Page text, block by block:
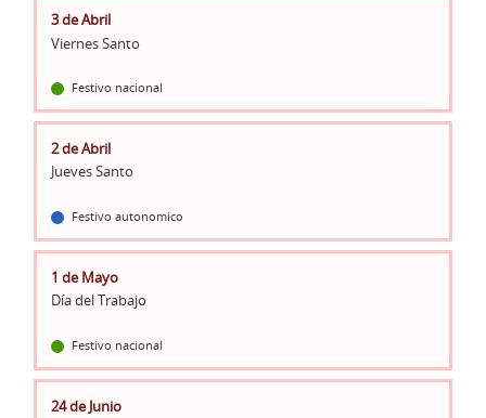
3 de Abril
Viernes Santo
Festivo nacional
2 de Abril
Jueves Santo
Festivo autonomico
1 de Mayo
Día del Trabajo
Festivo nacional
24 de Junio